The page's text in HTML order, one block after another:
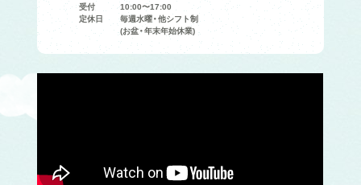
受付
10:00〜17:00
定休日
毎週水曜・他シフト制
(お盆・年末年始休業)